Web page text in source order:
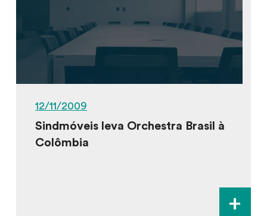
12/11/2009
Sindmóveis leva Orchestra Brasil à
Colômbia
+